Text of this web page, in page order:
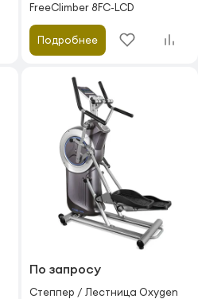
FreeClimber 8FC-LCD
Подробнее
По запросу
Степпер / Лестница Oxygen